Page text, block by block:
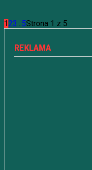
123 5Strona 1 z 5
REKLAMA